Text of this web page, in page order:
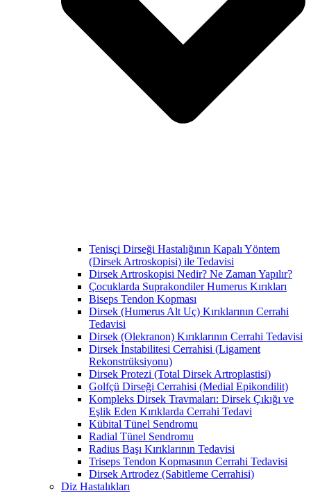
Tenisçi Dirseği Hastalığının Kapalı Yöntem
(Dirsek Artroskopisi) ile Tedavisi
Dirsek Artroskopisi Nedir? Ne Zaman Yapılır?
Çocuklarda Suprakondiler Humerus Kırıkları
Biseps Tendon Kopması
Dirsek (Humerus Alt Uç) Kırıklarının Cerrahi
Tedavisi
Dirsek (Olekranon) Kırıklarının Cerrahi Tedavisi
Dirsek İnstabilitesi Cerrahisi (Ligament
Rekonstrüksiyonu)
Dirsek Protezi (Total Dirsek Artroplastisi)
Golfçü Dirseği Cerrahisi (Medial Epikondilit)
Kompleks Dirsek Travmaları: Dirsek Çıkığı ve
Eşlik Eden Kırıklarda Cerrahi Tedavi
Kübital Tünel Sendromu
Radial Tünel Sendromu
Radius Başı Kırıklarının Tedavisi
Triseps Tendon Kopmasının Cerrahi Tedavisi
Dirsek Artrodez (Sabitleme Cerrahisi)
Diz Hastalıkları